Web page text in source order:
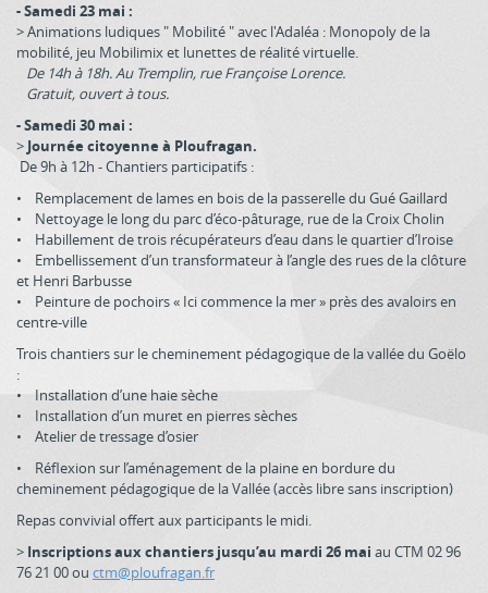
- Samedi 23 mai :
> Animations ludiques " Mobilité " avec l'Adaléa : Monopoly de la
mobilité, jeu Mobilimix et lunettes de réalité virtuelle.
De 14h à 18h. Au Tremplin, rue Françoise Lorence.
Gratuit, ouvert à tous.
- Samedi 30 mai :
> Journée citoyenne à Ploufragan.
De 9h à 12h - Chantiers participatifs :
• Remplacement de lames en bois de la passerelle du Gué Gaillard
• Nettoyage le long du parc d’éco-pâturage, rue de la Croix Cholin
• Habillement de trois récupérateurs d’eau dans le quartier d’Iroise
• Embellissement d’un transformateur à l’angle des rues de la clôture
et Henri Barbusse
• Peinture de pochoirs « Ici commence la mer » près des avaloirs en
centre-ville
Trois chantiers sur le cheminement pédagogique de la vallée du Goëlo
:
• Installation d’une haie sèche
• Installation d’un muret en pierres sèches
• Atelier de tressage d’osier
• Réflexion sur l’aménagement de la plaine en bordure du
cheminement pédagogique de la Vallée (accès libre sans inscription)
Repas convivial offert aux participants le midi.
> Inscriptions aux chantiers jusqu’au mardi 26 mai au CTM 02 96
76 21 00 ou ctm@ploufragan.fr